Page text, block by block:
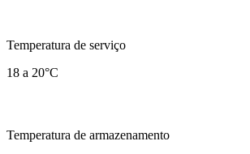
Temperatura de serviço
18 a 20°C
Temperatura de armazenamento